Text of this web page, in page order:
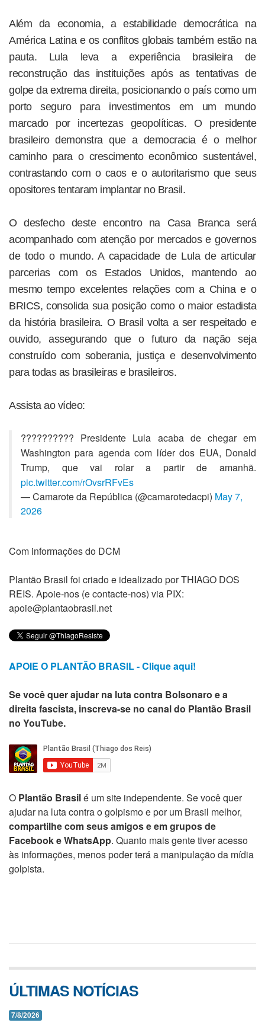
Além da economia, a estabilidade democrática na
América Latina e os conflitos globais também estão na
pauta. Lula leva a experiência brasileira de
reconstrução das instituições após as tentativas de
golpe da extrema direita, posicionando o país como um
porto seguro para investimentos em um mundo
marcado por incertezas geopolíticas. O presidente
brasileiro demonstra que a democracia é o melhor
caminho para o crescimento econômico sustentável,
contrastando com o caos e o autoritarismo que seus
opositores tentaram implantar no Brasil.
O desfecho deste encontro na Casa Branca será
acompanhado com atenção por mercados e governos
de todo o mundo. A capacidade de Lula de articular
parcerias com os Estados Unidos, mantendo ao
mesmo tempo excelentes relações com a China e o
BRICS, consolida sua posição como o maior estadista
da história brasileira. O Brasil volta a ser respeitado e
ouvido, assegurando que o futuro da nação seja
construído com soberania, justiça e desenvolvimento
para todas as brasileiras e brasileiros.
Assista ao vídeo:
?????????? Presidente Lula acaba de chegar em
Washington para agenda com líder dos EUA, Donald
Trump, que vai rolar a partir de amanhã.
pic.twitter.com/rOvsrRFvEs
— Camarote da República (@camarotedacpi) May 7,
2026
Com informações do DCM
Plantão Brasil foi criado e idealizado por THIAGO DOS
REIS. Apoie-nos (e contacte-nos) via PIX:
apoie@plantaobrasil.net
APOIE O PLANTÃO BRASIL - Clique aqui!
Se você quer ajudar na luta contra Bolsonaro e a
direita fascista, inscreva-se no canal do Plantão Brasil
no YouTube.
O Plantão Brasilé um site independente. Se você quer
ajudar na luta contra o golpismo e por um Brasil melhor,
compartilhe com seus amigos e em grupos de
Facebook e WhatsApp. Quanto mais gente tiver acesso
às informações, menos poder terá a manipulação da mídia
golpista.
ÚLTIMAS NOTÍCIAS
7/8/2026